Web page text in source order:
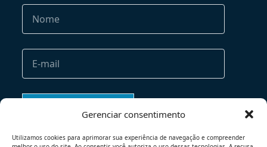
Gerenciar consentimento
Utilizamos cookies para aprimorar sua experiência de navegação e compreender